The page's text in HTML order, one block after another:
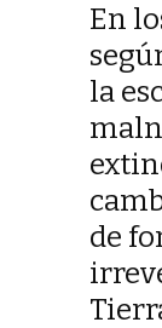
En
la
de